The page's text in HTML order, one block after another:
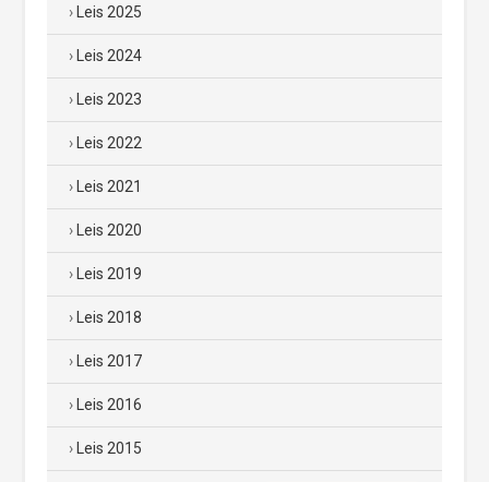
Leis 2025
Leis 2024
Leis 2023
Leis 2022
Leis 2021
Leis 2020
Leis 2019
Leis 2018
Leis 2017
Leis 2016
Leis 2015